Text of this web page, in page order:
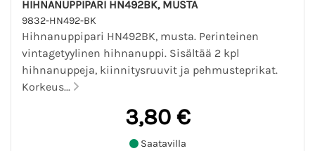
HIHNANUPPIPARI HN492BK, MUSTA
9832-HN492-BK
Hihnanuppipari HN492BK, musta. Perinteinen
vintagetyylinen hihnanuppi. Sisältää 2 kpl
hihnanuppeja, kiinnitysruuvit ja pehmusteprikat.
Korkeus...
3,80 €
Saatavilla